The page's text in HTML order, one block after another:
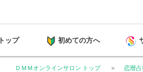
トップ 初めての方へ
ＤＭＭオンラインサロン トップ 恋暦